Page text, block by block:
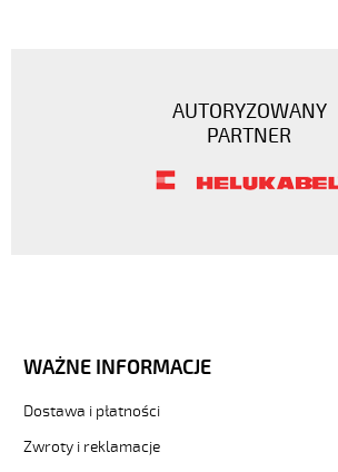
AUTORYZOWANY
PARTNER
WAŻNE INFORMACJE
Dostawa i płatności
Zwroty i reklamacje